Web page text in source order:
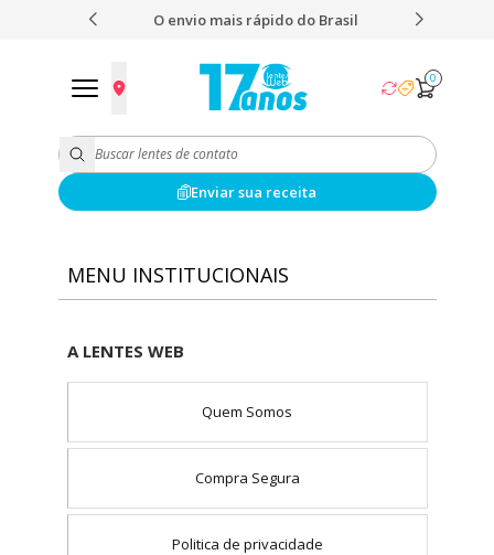
O envio mais rápido do Brasil
0
Enviar sua receita
MENU INSTITUCIONAIS
A LENTES WEB
Quem Somos
Compra Segura
Politica de privacidade